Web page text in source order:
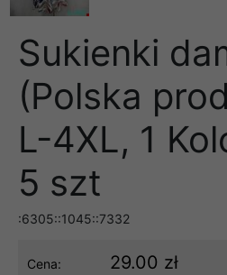
Sukienki
(Polska
L-4XL, 1
5 szt
:6305::1045::7332
Cena: 29.00 zł